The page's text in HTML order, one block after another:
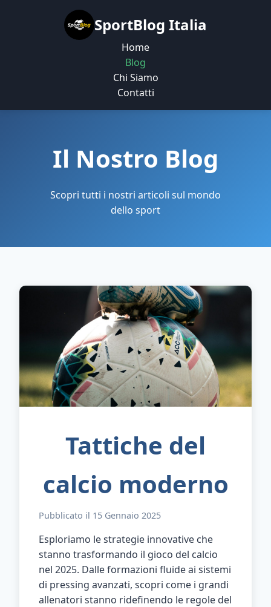
SportBlog Italia
Home
Blog
Chi Siamo
Contatti
Il Nostro Blog
Scopri tutti i nostri articoli sul mondo
dello sport
Tattiche del
calcio moderno
Pubblicato il 15 Gennaio 2025
Esploriamo le strategie innovative che
stanno trasformando il gioco del calcio
nel 2025. Dalle formazioni fluide ai sistemi
di pressing avanzati, scopri come i grandi
allenatori stanno ridefinendo le regole del